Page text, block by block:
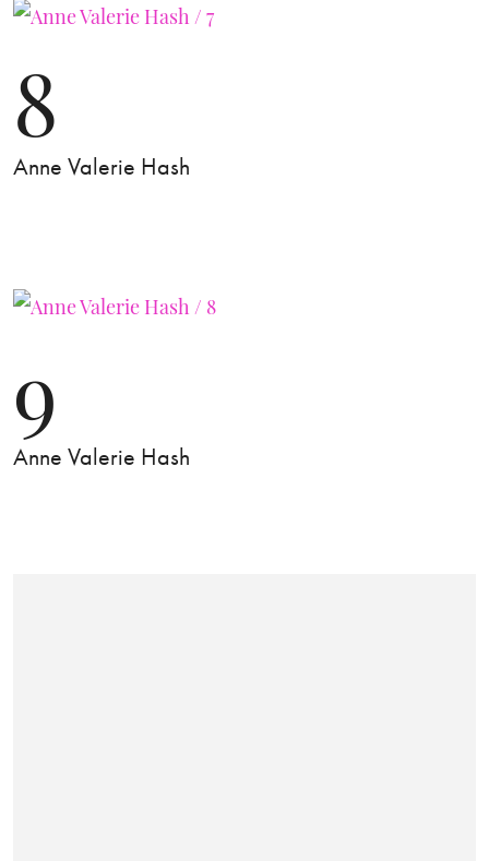
8
Anne Valerie Hash
9
Anne Valerie Hash